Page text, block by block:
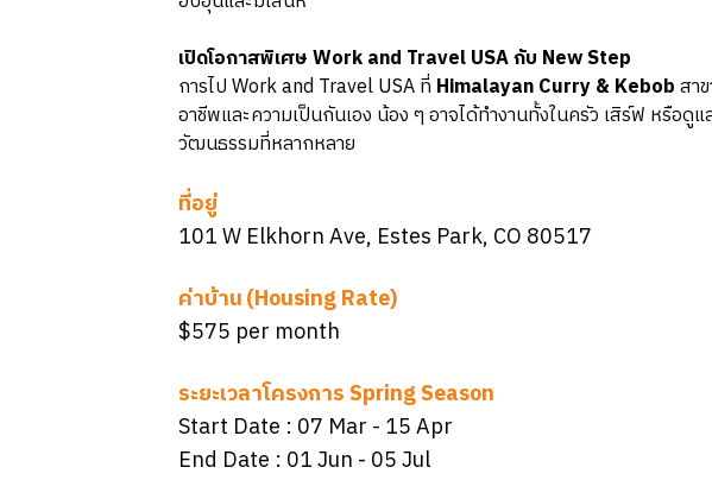
เปิดโอกาสพิเศษ Work and Travel USA กับ New Step
การไป Work and Travel USA ที่ Himalayan Curry & Kebobสา
อาชีพและความเป็นกันเอง น้อง ๆ อาจได้ทำงานทั้งในครัว เสิร์ฟ หรือ
วัฒนธรรมที่หลากหลาย
ที่อยู่
101 W Elkhorn Ave, Estes Park, CO 80517
ค่าบ้าน (Housing Rate)
$575 per month
ระยะเวลาโครงการ Spring Season
Start Date : 07 Mar - 15 Apr
End Date : 01 Jun - 05 Jul